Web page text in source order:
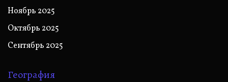
Ноябрь 2025
Октябрь 2025
Сентябрь 2025
География